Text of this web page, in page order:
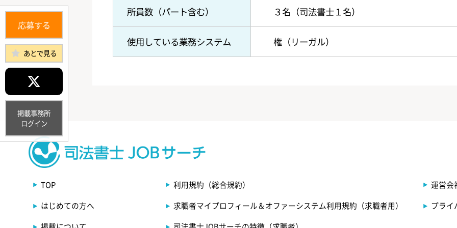
所員数（パート含む） ３名（司法書士１名）
使用している業務システム 権（リーガル）
TOP
はじめての方へ
利用規約（総合規約）
求職者マイプロフィール＆オファーシステム利用規約（求職者用）
運営会
プライ
応募する
あとで見る
掲載事務所
ログイン